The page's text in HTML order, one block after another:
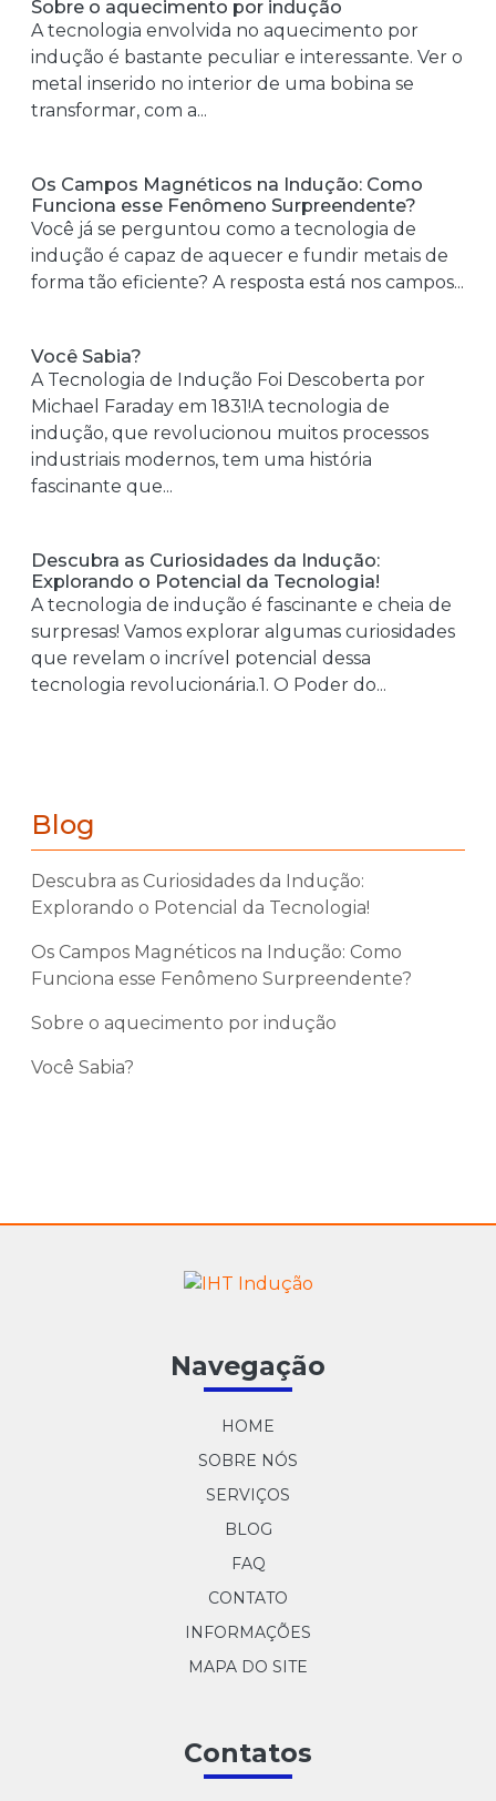
Sobre o aquecimento por indução
A tecnologia envolvida no aquecimento por
indução é bastante peculiar e interessante. Ver o
metal inserido no interior de uma bobina se
transformar, com a...
Os Campos Magnéticos na Indução: Como
Funciona esse Fenômeno Surpreendente?
Você já se perguntou como a tecnologia de
indução é capaz de aquecer e fundir metais de
forma tão eficiente? A resposta está nos campos...
Você Sabia?
A Tecnologia de Indução Foi Descoberta por
Michael Faraday em 1831!A tecnologia de
indução, que revolucionou muitos processos
industriais modernos, tem uma história
fascinante que...
Descubra as Curiosidades da Indução:
Explorando o Potencial da Tecnologia!
A tecnologia de indução é fascinante e cheia de
surpresas! Vamos explorar algumas curiosidades
que revelam o incrível potencial dessa
tecnologia revolucionária.1. O Poder do...
Blog
Descubra as Curiosidades da Indução:
Explorando o Potencial da Tecnologia!
Os Campos Magnéticos na Indução: Como
Funciona esse Fenômeno Surpreendente?
Sobre o aquecimento por indução
Você Sabia?
Navegação
HOME
SOBRE NÓS
SERVIÇOS
BLOG
FAQ
CONTATO
INFORMAÇÕES
MAPA DO SITE
Contatos